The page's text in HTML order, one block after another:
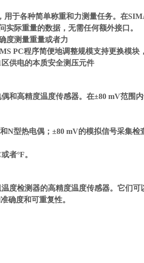
于各种简单称重和力测量任务。在
际重量的数据，无需任何额外接口。
度测量重量或者力
PC程序简便地调整规模支持更换模块
供电的本质安全测压元件
和高精度温度传感器。在±80 mV范围
N型热电偶；±80 mV的模拟信号采集检
者°F。
度检测器的高精度温度传感器。它们
确度和可重复性。